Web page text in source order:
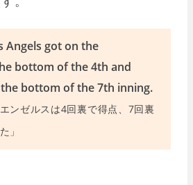
Angels got on the
bottom of the 4th and
bottom of the 7th inning.
ンゼルスは4回裏で得点、7回裏
」